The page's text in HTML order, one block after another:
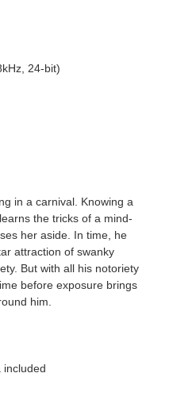
24-bit)
in a carnival. Knowing a
the tricks of a mind-
her aside. In time, he
attraction of swanky
But with all his notoriety
before exposure brings
him.
included